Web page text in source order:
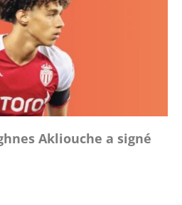
Akliouche a signé